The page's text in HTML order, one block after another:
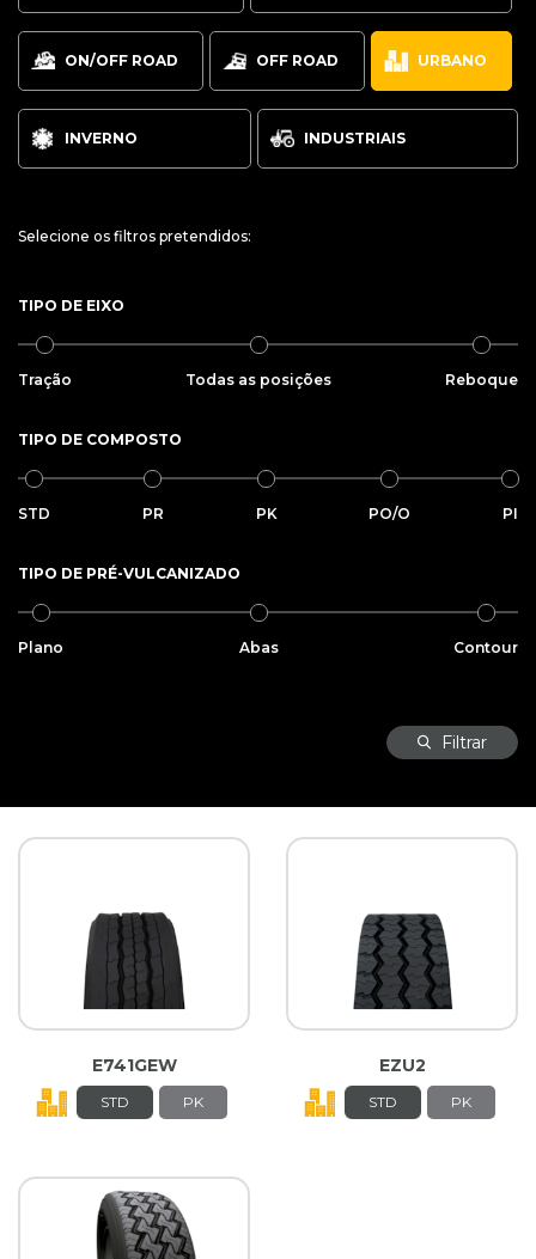
ON/OFF ROAD OFF ROAD URBANO
INVERNO INDUSTRIAIS
Selecione os filtros pretendidos:
TIPO DE EIXO
Tração Todas as posições Reboque
TIPO DE COMPOSTO
STD PR PK PO/O PI
TIPO DE PRÉ-VULCANIZADO
Plano Abas Contour
Filtrar
E741GEW
STD PK
EZU2
STD PK